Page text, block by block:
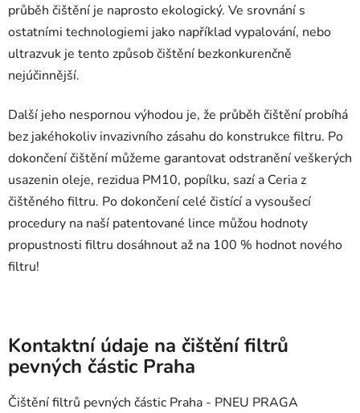
průběh čištění je naprosto ekologický. Ve srovnání s
ostatními technologiemi jako například vypalování, nebo
ultrazvuk je tento způsob čištění bezkonkurenčně
nejúčinnější.
Další jeho nespornou výhodou je, že průběh čištění probíhá
bez jakéhokoliv invazivního zásahu do konstrukce filtru. Po
dokončení čištění můžeme garantovat odstranění veškerých
usazenin oleje, rezidua PM10, popílku, sazí a Ceria z
čištěného filtru. Po dokončení celé čistící a vysoušecí
procedury na naší patentované lince můžou hodnoty
propustnosti filtru dosáhnout až na 100 % hodnot nového
filtru!
Kontaktní údaje na čištění filtrů
pevných částic Praha
Čištění filtrů pevných částic Praha - PNEU PRAGA